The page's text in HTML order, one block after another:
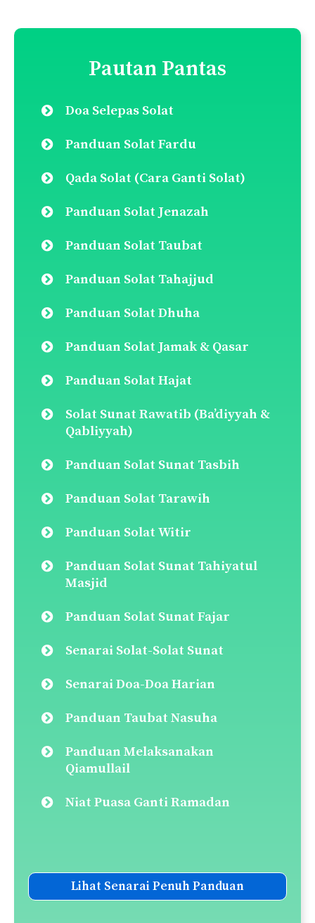
Pautan Pantas
Doa Selepas Solat
Panduan Solat Fardu
Qada Solat (Cara Ganti Solat)
Panduan Solat Jenazah
Panduan Solat Taubat
Panduan Solat Tahajjud
Panduan Solat Dhuha
Panduan Solat Jamak & Qasar
Panduan Solat Hajat
Solat Sunat Rawatib (Ba’diyyah &
Qabliyyah)
Panduan Solat Sunat Tasbih
Panduan Solat Tarawih
Panduan Solat Witir
Panduan Solat Sunat Tahiyatul
Masjid
Panduan Solat Sunat Fajar
Senarai Solat-Solat Sunat
Senarai Doa-Doa Harian
Panduan Taubat Nasuha
Panduan Melaksanakan
Qiamullail
Niat Puasa Ganti Ramadan
Lihat Senarai Penuh Panduan